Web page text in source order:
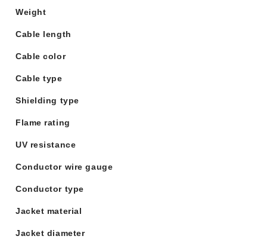
Weight
Cable length
Cable color
Cable type
Shielding type
Flame rating
UV resistance
Conductor wire gauge
Conductor type
Jacket material
Jacket diameter